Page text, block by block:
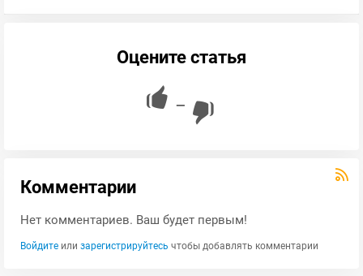
Оцените статья
—
Комментарии
Нет комментариев. Ваш будет первым!
Войдите или зарегистрируйтесь чтобы добавлять комментарии